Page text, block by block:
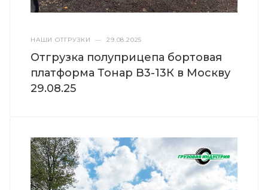
НАШИ ОТГРУЗКИ — 29.08.2025
Отгрузка полуприцепа бортовая
платформа Тонар B3-13К в Москву
29.08.25